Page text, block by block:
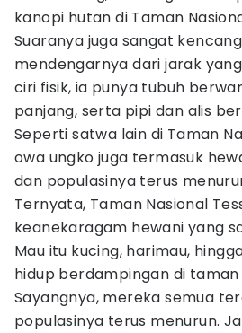
kanopi hutan di Taman
Suaranya juga sangat
mendengarnya dari jarak
ciri fisik, ia punya tubuh
panjang, serta pipi dan alis
Seperti satwa lain di Taman
owa ungko juga termasuk
dan populasinya terus
Ternyata, Taman Nasional
keanekaragam hewani yang
Mau itu kucing, harimau,
hidup berdampingan di
Sayangnya, mereka semua
populasinya terus menurun.